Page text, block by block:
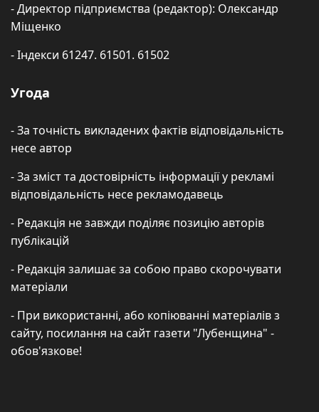
- Директор підприємства (редактор): Олександр
Міщенко
- Індекси 61247. 61501. 61502
Угода
- За точність викладених фактів відповідальність
несе автор
- За зміст та достовірність інформації у рекламі
відповідальність несе рекламодавець
- Редакція не завжди поділяє позицію авторів
публікацій
- Редакція залишає за собою право скорочувати
матеріали
- При використанні, або копіюванні матеріалів з
сайту, посилання на сайт газети "Лубенщина" -
обов'язкове!